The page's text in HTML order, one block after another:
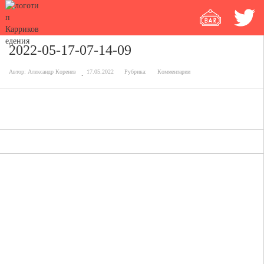
2022-05-17-07-14-09
Автор: Александр Коренев 17.05.2022 Рубрика: Комментарии